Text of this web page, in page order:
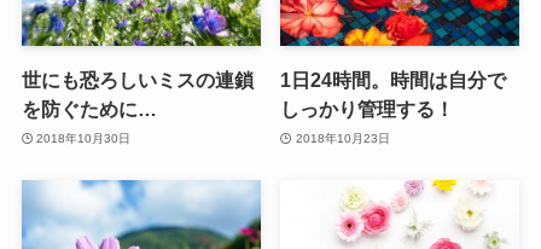
世にも恐ろしいミスの連鎖
を防ぐために…
2018年10月30日
1日24時間。時間は自分で
しっかり管理する！
2018年10月23日